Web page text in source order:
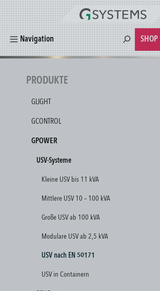
springen
Navigation SHOP
PRODUKTE
GLIGHT
GCONTROL
GPOWER
USV-Systeme
Kleine USV bis 11 kVA
Mittlere USV 10 – 100 kVA
Große USV ab 100 kVA
Modulare USV ab 2,5 kVA
USV nach EN 50171
USV in Containern